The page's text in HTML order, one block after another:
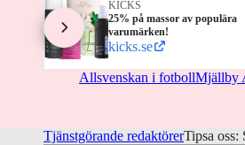
KICKS
25% på massor av populära
varumärken!
kicks.se
Allsvenskan i fotbollMjällby
Tjänstgörande redaktörerTipsa